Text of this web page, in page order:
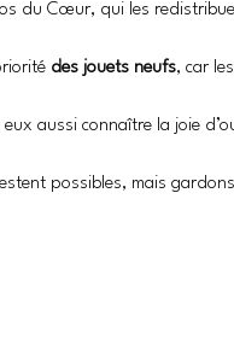
du Cœur, qui les
des jouets neufs, car
eux aussi connaître la joie
possibles, mais